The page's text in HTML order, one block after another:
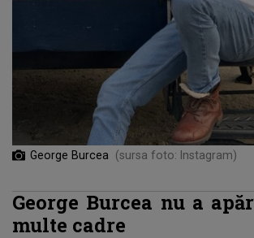
George Burcea (sursa foto: Instagram)
George Burcea nu a
multe cadre